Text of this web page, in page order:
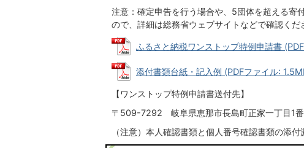
注意：確定申告を行う場合や、5団体を超える寄
ので、詳細は総務省ウェブサイトなどで確認くだ
ふるさと納税ワンストップ特例申請書
添付書類台紙・記入例 (PDFファイル:
【ワンストップ特例申請書送付先】
〒509-7292 岐阜県恵那市長島町正家一丁目1
（注意）本人確認書類と個人番号確認書類の添